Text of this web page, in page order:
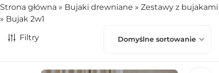
Strona główna » Bujaki drewniane » Zestawy z bujakami
» Bujak 2w1
Filtry